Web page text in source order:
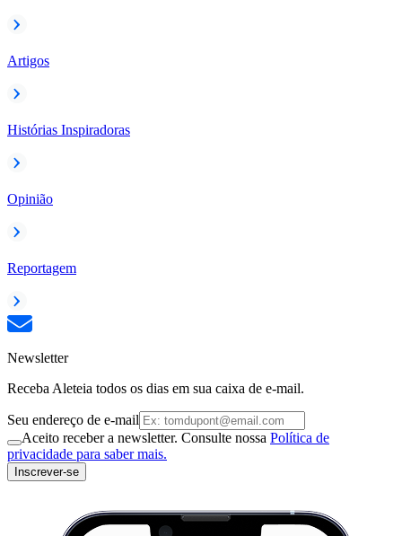
Artigos
Histórias Inspiradoras
Opinião
Reportagem
Newsletter
Receba Aleteia todos os dias em sua caixa de e-mail.
Seu endereço de e-mail
Aceito receber a newsletter. Consulte nossa Política de
privacidade para saber mais.
Inscrever-se